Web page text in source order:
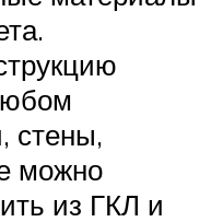
стены,
можно
из ГКЛ и